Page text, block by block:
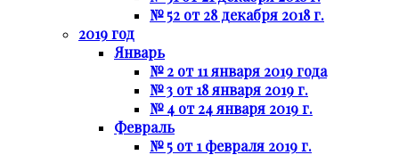
№ 52 от 28 декабря 2018 г.
2019 год
Январь
№ 2 от 11 января 2019 года
№ 3 от 18 января 2019 г.
№ 4 от 24 января 2019 г.
Февраль
№ 5 от 1 февраля 2019 г.